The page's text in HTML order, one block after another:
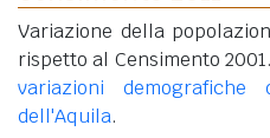
Variazione della
rispetto al Censimento
variazioni
dell'Aquila.